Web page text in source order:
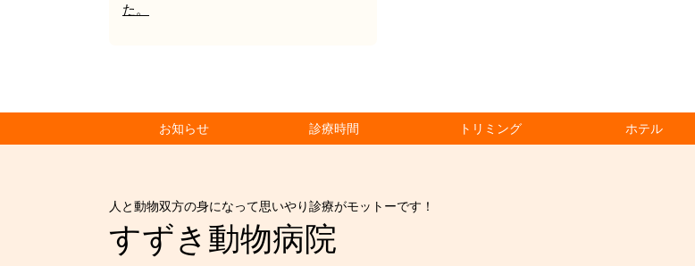
た。
お知らせ 診療時間 トリミング ホテル
人と動物双方の身になって思いやり診療がモットーです！
すずき動物病院